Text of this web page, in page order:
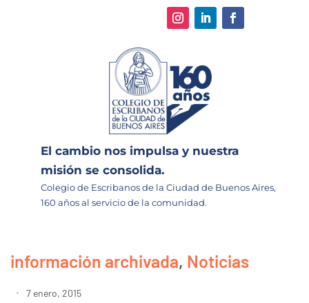
El cambio nos impulsa y nuestra
misión se consolida.
Colegio de Escribanos de la Ciudad de Buenos Aires,
160 años al servicio de la comunidad.
información archivada, Noticias
7 enero, 2015